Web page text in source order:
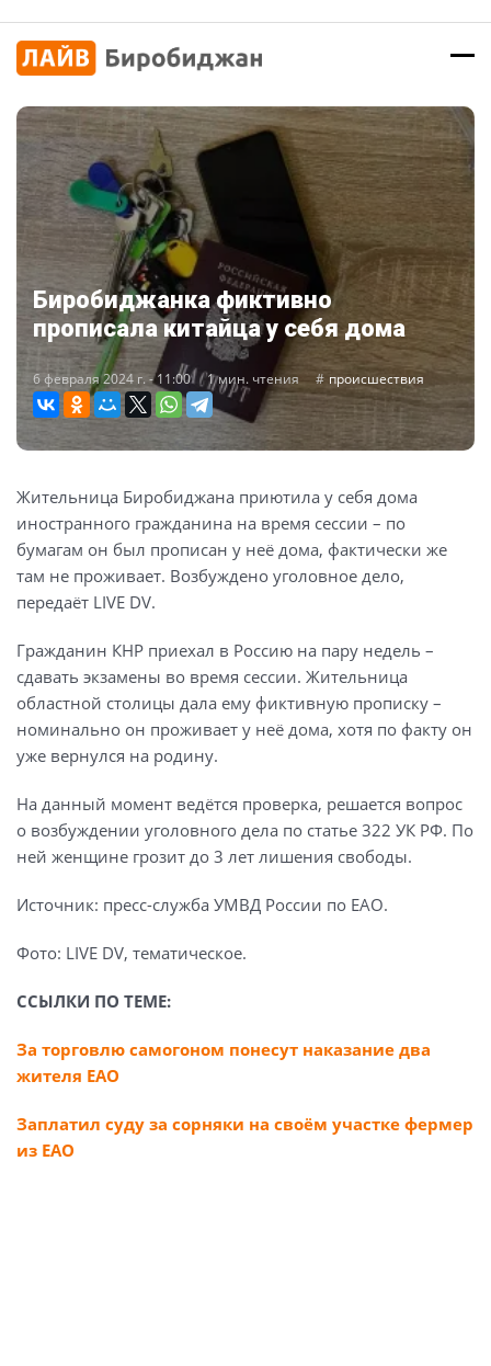
Биробиджанка фиктивно
прописала китайца у себя дома
6 февраля 2024 г. - 11:00 1 мин. чтения происшествия
Жительница Биробиджана приютила у себя дома
иностранного гражданина на время сессии – по
бумагам он был прописан у неё дома, фактически же
там не проживает. Возбуждено уголовное дело,
передаёт LIVE DV.
Гражданин КНР приехал в Россию на пару недель –
сдавать экзамены во время сессии. Жительница
областной столицы дала ему фиктивную прописку –
номинально он проживает у неё дома, хотя по факту он
уже вернулся на родину.
На данный момент ведётся проверка, решается вопрос
о возбуждении уголовного дела по статье 322 УК РФ. По
ней женщине грозит до 3 лет лишения свободы.
Источник: пресс-служба УМВД России по ЕАО.
Фото: LIVE DV, тематическое.
ССЫЛКИ ПО ТЕМЕ:
За торговлю самогоном понесут наказание два
жителя ЕАО
Заплатил суду за сорняки на своём участке фермер
из ЕАО